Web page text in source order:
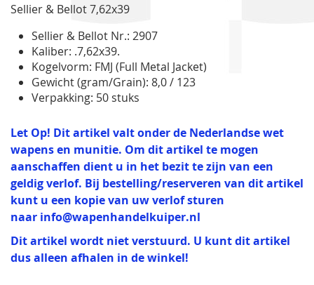
gallerij
Sellier & Bellot 7,62x39
Sellier & Bellot Nr.: 2907
Kaliber: .7,62x39.
Kogelvorm: FMJ (Full Metal Jacket)
Gewicht (gram/Grain): 8,0 / 123
Verpakking: 50 stuks
Let Op! Dit artikel valt onder de Nederlandse wet
wapens en munitie. Om dit artikel te mogen
aanschaffen dient u in het bezit te zijn van een
geldig verlof. Bij bestelling/reserveren van dit artikel
kunt u een kopie van uw verlof sturen
naar info@wapenhandelkuiper.nl
Dit artikel wordt niet verstuurd. U kunt dit artikel
dus alleen afhalen in de winkel!